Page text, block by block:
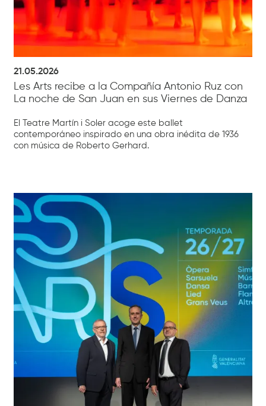
21.05.2026
Les Arts recibe a la Compañía Antonio Ruz con
La noche de San Juan en sus Viernes de Danza
El Teatre Martín i Soler acoge este ballet
contemporáneo inspirado en una obra inédita de 1936
con música de Roberto Gerhard.